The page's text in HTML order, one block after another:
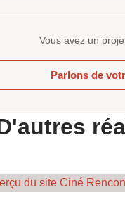
Vous avez un
Parlons de